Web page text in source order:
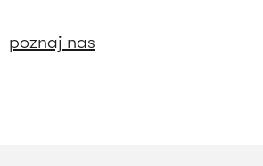
poznaj nas